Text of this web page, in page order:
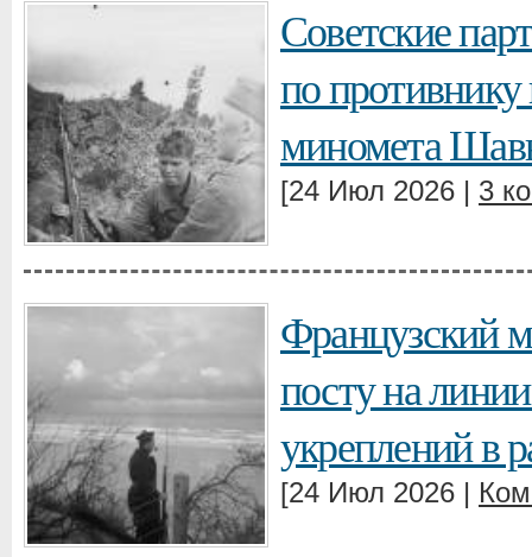
Советские
по
миномета
[24 Июл 2026 | 3
Французский
посту на
укреплений в
[24 Июл 2026 |